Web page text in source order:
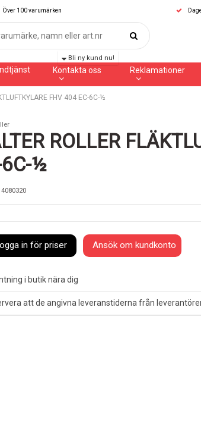
Över 100 varumärken
Kontakta oss
Bli ny kund nu!
Reklamationer
FHV 404 EC-6C-½
ROLLER
6C-½
4080320
in för priser Ansök om kundkonto
i butik nära dig
att de angivna leveranstiderna från